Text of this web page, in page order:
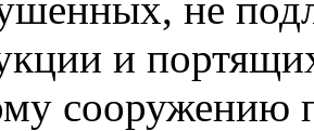
и
сооружению